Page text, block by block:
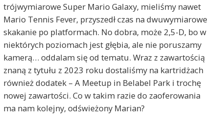
trójwymiarowe Super Mario Galaxy, mieliśmy nawet
Mario Tennis Fever, przyszedł czas na dwuwymiarowe
skakanie po platformach. No dobra, może 2,5-D, bo w
niektórych poziomach jest głębia, ale nie poruszamy
kamerą… oddalam się od tematu. Wraz z zawartością
znaną z tytułu z 2023 roku dostaliśmy na kartridżach
również dodatek – A Meetup in Belabel Park i trochę
nowej zawartości. Co w takim razie do zaoferowania
ma nam kolejny, odświeżony Marian?